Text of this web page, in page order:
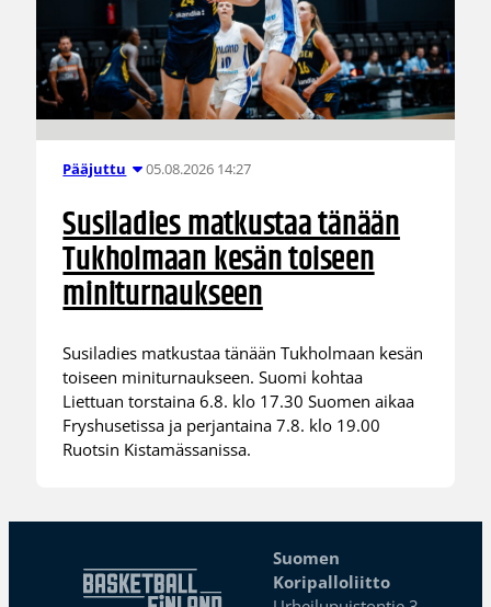
Pääjuttu 05.08.2026 14:27
Susiladies matkustaa tänään
Tukholmaan kesän toiseen
miniturnaukseen
Susiladies matkustaa tänään Tukholmaan kesän
toiseen miniturnaukseen. Suomi kohtaa
Liettuan torstaina 6.8. klo 17.30 Suomen aikaa
Fryshusetissa ja perjantaina 7.8. klo 19.00
Ruotsin Kistamässanissa.
Suomen
Koripalloliitto